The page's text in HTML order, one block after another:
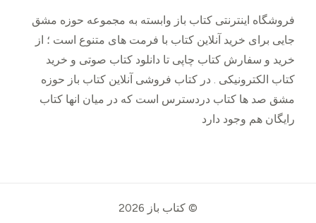
فروشگاه اینترنتی کتاب باز وابسته به مجموعه حوزه مشق
جایی برای خرید ‌آنلاین کتاب با فرمت های متنوع است ؛ از
خرید و سفارش کتاب چاپی تا دانلود کتاب صوتی و خرید
کتاب الکترونیکی . در کتاب فروشی آنلاین کتاب باز حوزه
مشق صد ها کتاب دردسترس است که در میان انها کتاب
رایگان هم وجود دارد
© کتاب باز 2026